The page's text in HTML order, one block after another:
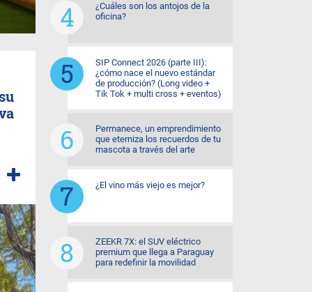
¿Cuáles son los antojos de la
oficina?
SIP Connect 2026 (parte III):
¿cómo nace el nuevo estándar
de producción? (Long video +
Tik Tok + multi cross + eventos)
Permanece, un emprendimiento
que eterniza los recuerdos de tu
mascota a través del arte
¿El vino más viejo es mejor?
ZEEKR 7X: el SUV eléctrico
premium que llega a Paraguay
para redefinir la movilidad